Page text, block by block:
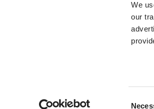
We
our
SAF 프로그
© 2026 IES